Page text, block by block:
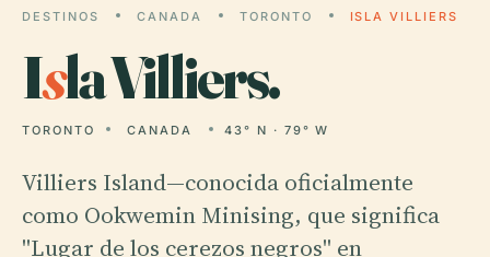
DESTINOS CANADA TORONTO ISLA VILLIERS
Isla Villiers.
TORONTO CANADA 43° N · 79° W
Villiers Island—conocida oficialmente
como Ookwemin Minising, que significa
"Lugar de los cerezos negros" en